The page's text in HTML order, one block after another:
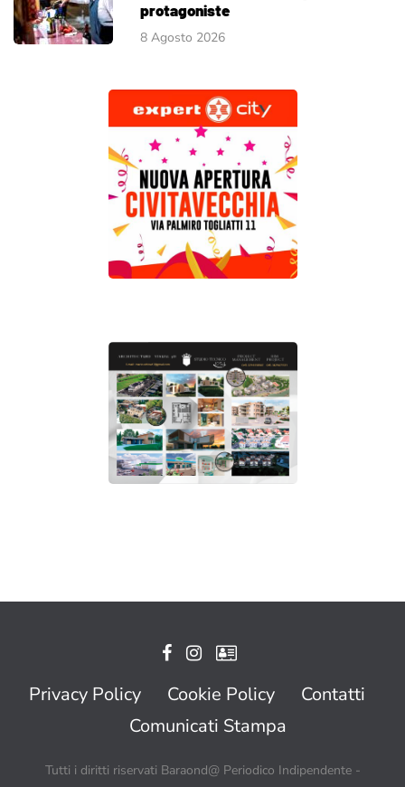
protagoniste
8 Agosto 2026
Privacy Policy Cookie Policy
Contatti
Comunicati Stampa
Tutti i diritti riservati Baraond@ Periodico Indipendente -